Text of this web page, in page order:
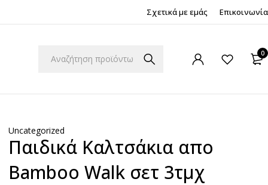
Σχετικά με εμάς Επικοινωνία
0
Uncategorized
Παιδικά Καλτσάκια απο
Bamboo Walk σετ 3τμχ